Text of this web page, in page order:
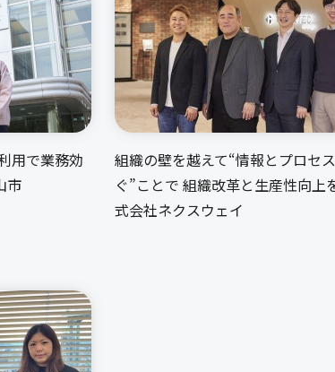
用で業務効
市
組織の壁を越えて“情報とプロセ
ぐ”ことで 組織改革と生産性向上
式会社ネクスウェイ